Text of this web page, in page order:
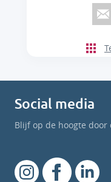
Social media
Blijf op de hoogte door